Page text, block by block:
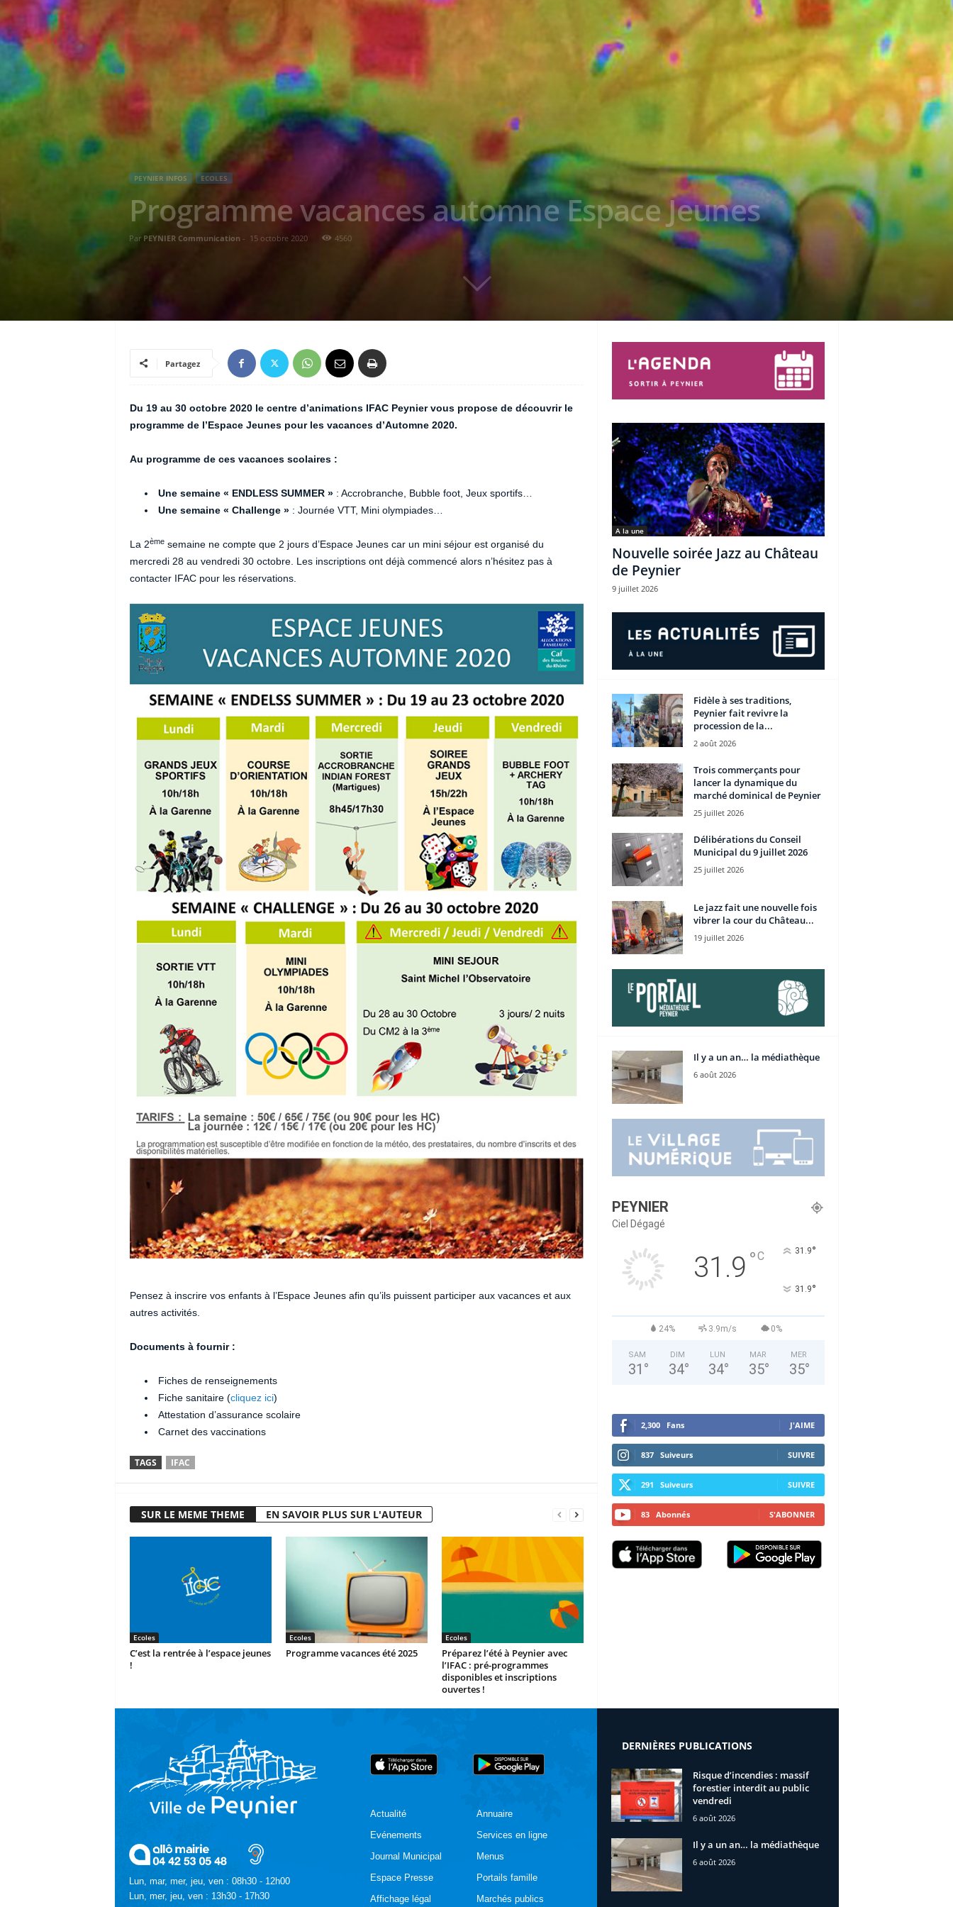
PEYNIER INFOS ECOLES
Programme vacances automne Espace Jeunes
Par PEYNIER Communication - 15 octobre 2020 4560
Partagez
Du 19 au 30 octobre 2020 le centre d’animations IFAC Peynier vous propose de découvrir le
programme de l’Espace Jeunes pour les vacances d’Automne 2020.
Au programme de ces vacances scolaires :
Une semaine « ENDLESS SUMMER »: Accrobranche, Bubble foot, Jeux sportifs…
Une semaine « Challenge » : Journée VTT, Mini olympiades…
La 2èmesemaine ne compte que 2 jours d’Espace Jeunes car un mini séjour est organisé du
mercredi 28 au vendredi 30 octobre. Les inscriptions ont déjà commencé alors n’hésitez pas à
contacter IFAC pour les réservations.
Pensez à inscrire vos enfants à l’Espace Jeunes afin qu’ils puissent participer aux vacances et aux
autres activités.
Documents à fournir :
Fiches de renseignements
Fiche sanitaire (cliquez ici)
Attestation d’assurance scolaire
Carnet des vaccinations
TAGS IFAC
SUR LE MEME THEME EN SAVOIR PLUS SUR L'AUTEUR
Ecoles
C’est la rentrée à l’espace jeunes
!
Ecoles
Programme vacances été 2025
Ecoles
Préparez l’été à Peynier avec
l’IFAC : pré-programmes
disponibles et inscriptions
ouvertes !
A la une
Nouvelle soirée Jazz au Château
de Peynier
9 juillet 2026
Fidèle à ses traditions,
Peynier fait revivre la
procession de la...
2 août 2026
Trois commerçants pour
lancer la dynamique du
marché dominical de Peynier
25 juillet 2026
Délibérations du Conseil
Municipal du 9 juillet 2026
25 juillet 2026
Le jazz fait une nouvelle fois
vibrer la cour du Château...
19 juillet 2026
Il y a un an… la médiathèque
6 août 2026
PEYNIER
Ciel Dégagé
31.9 °C 31.9°
31.9°
24% 3.9m/s 0%
SAM
31 °
DIM
34°
LUN
34°
MAR
35°
MER
35°
2,300 Fans J'AIME
837 Suiveurs SUIVRE
291 Suiveurs SUIVRE
83 Abonnés S'ABONNER
Lun, mar, mer, jeu, ven : 08h30 - 12h00
Lun, mer, jeu, ven : 13h30 - 17h30
Actualité
Evénements
Journal Municipal
Espace Presse
Affichage légal
Annuaire
Services en ligne
Menus
Portails famille
Marchés publics
DERNIÈRES PUBLICATIONS
Risque d’incendies : massif
forestier interdit au public
vendredi
6 août 2026
Il y a un an… la médiathèque
6 août 2026